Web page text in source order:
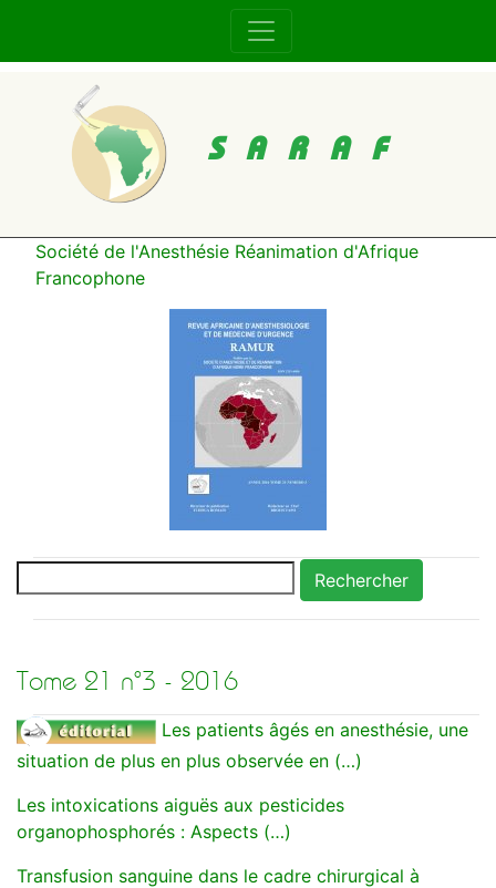
SARAF
Société de l'Anesthésie Réanimation d'Afrique
Francophone
Rechercher
Tome 21 n°3 - 2016
Les patients âgés en anesthésie, une
situation de plus en plus observée en (…)
Les intoxications aiguës aux pesticides
organophosphorés : Aspects (…)
Transfusion sanguine dans le cadre chirurgical à